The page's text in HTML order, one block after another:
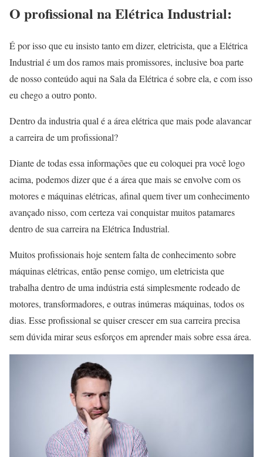
O profissional na Elétrica Industrial:
É por isso que eu insisto tanto em dizer, eletricista, que a Elétrica
Industrial é um dos ramos mais promissores, inclusive boa parte
de nosso conteúdo aqui na Sala da Elétrica é sobre ela, e com isso
eu chego a outro ponto.
Dentro da industria qual é a área elétrica que mais pode alavancar
a carreira de um profissional?
Diante de todas essa informações que eu coloquei pra você logo
acima, podemos dizer que é a área que mais se envolve com os
motores e máquinas elétricas, afinal quem tiver um conhecimento
avançado nisso, com certeza vai conquistar muitos patamares
dentro de sua carreira na Elétrica Industrial.
Muitos profissionais hoje sentem falta de conhecimento sobre
máquinas elétricas, então pense comigo, um eletricista que
trabalha dentro de uma indústria está simplesmente rodeado de
motores, transformadores, e outras inúmeras máquinas, todos os
dias. Esse profissional se quiser crescer em sua carreira precisa
sem dúvida mirar seus esforços em aprender mais sobre essa área.